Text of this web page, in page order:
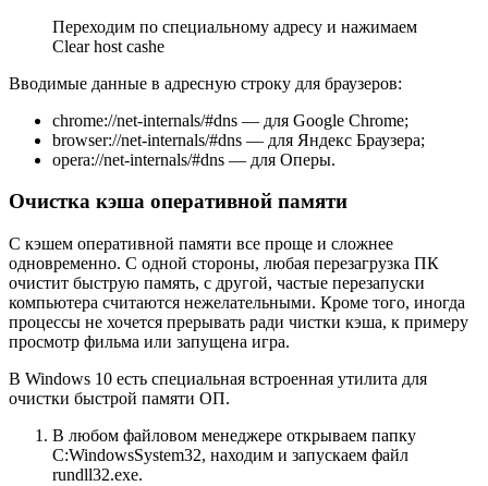
Переходим по специальному адресу и нажимаем
Clear host cashe
Вводимые данные в адресную строку для браузеров:
chrome://net-internals/#dns — для Google Chrome;
browser://net-internals/#dns — для Яндекс Браузера;
opera://net-internals/#dns — для Оперы.
Очистка кэша оперативной памяти
С кэшем оперативной памяти все проще и сложнее
одновременно. С одной стороны, любая перезагрузка ПК
очистит быструю память, с другой, частые перезапуски
компьютера считаются нежелательными. Кроме того, иногда
процессы не хочется прерывать ради чистки кэша, к примеру
просмотр фильма или запущена игра.
В Windows 10 есть специальная встроенная утилита для
очистки быстрой памяти ОП.
В любом файловом менеджере открываем папку
C:WindowsSystem32, находим и запускаем файл
rundll32.exe.